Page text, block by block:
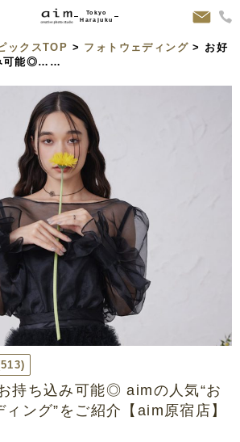
Tokyo
Harajuku
ックスTOP > フォトウェディング > お好
可能◎……
持ち込み可能◎ aimの人気“お
ング”をご紹介【aim原宿店】